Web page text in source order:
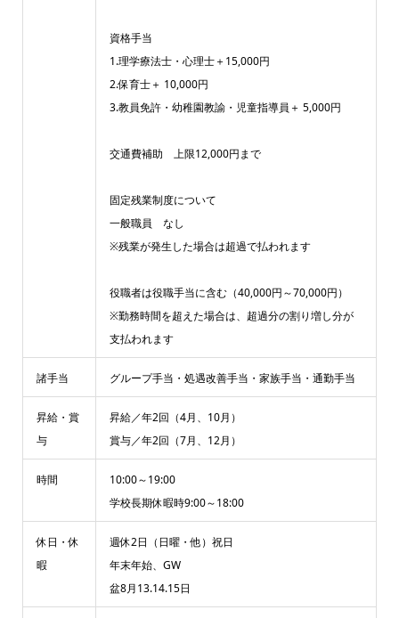
資格手当
1.理学療法士・心理士＋15,000円
2.保育士＋ 10,000円
3.教員免許・幼稚園教諭・児童指導員＋ 5,000円
交通費補助 上限12,000円まで
固定残業制度について
一般職員 なし
※残業が発生した場合は超過で払われます
役職者は役職手当に含む（40,000円～70,000円）
※勤務時間を超えた場合は、超過分の割り増し分が
支払われます
諸手当 グループ手当・処遇改善手当・家族手当・通勤手当
昇給・賞
与
昇給／年2回（4月、10月）
賞与／年2回（7月、12月）
時間
10:00～19:00
学校長期休暇時9:00～18:00
休日・休
暇
週休2日（日曜・他）祝日
年末年始、GW
盆8月13.14.15日